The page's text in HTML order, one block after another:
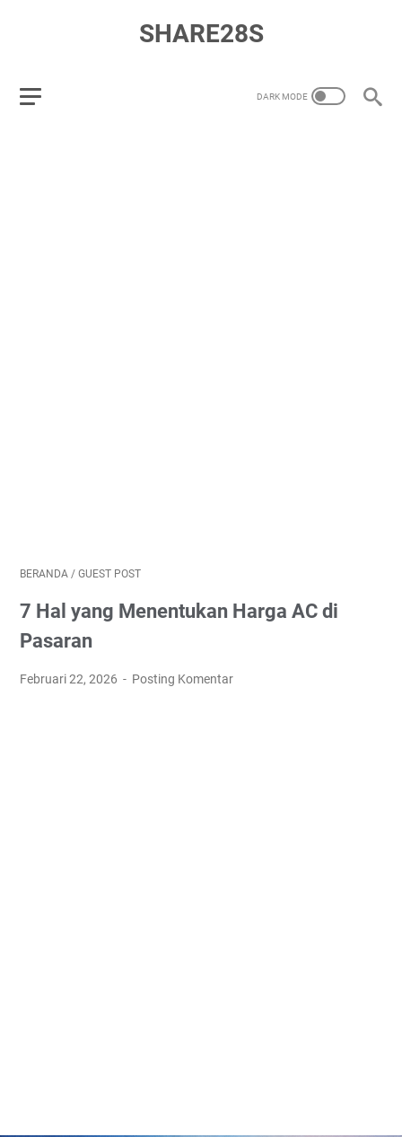
SHARE28S
BERANDA / GUEST POST
7 Hal yang Menentukan Harga AC di
Pasaran
Februari 22, 2026 Posting Komentar